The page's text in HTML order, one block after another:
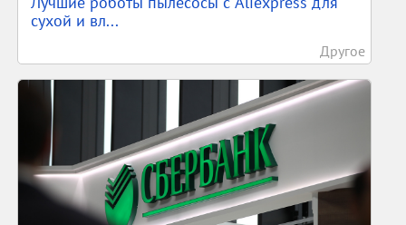
сухой и вл...
Другое